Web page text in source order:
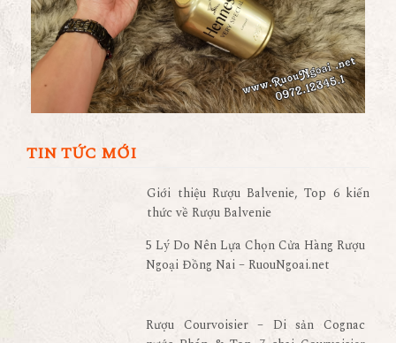
TIN TỨC MỚI
Giới thiệu Rượu Balvenie, Top 6 kiến
thức về Rượu Balvenie
5 Lý Do Nên Lựa Chọn Cửa Hàng Rượu
Ngoại Đồng Nai – RuouNgoai.net
Rượu Courvoisier – Di sản Cognac